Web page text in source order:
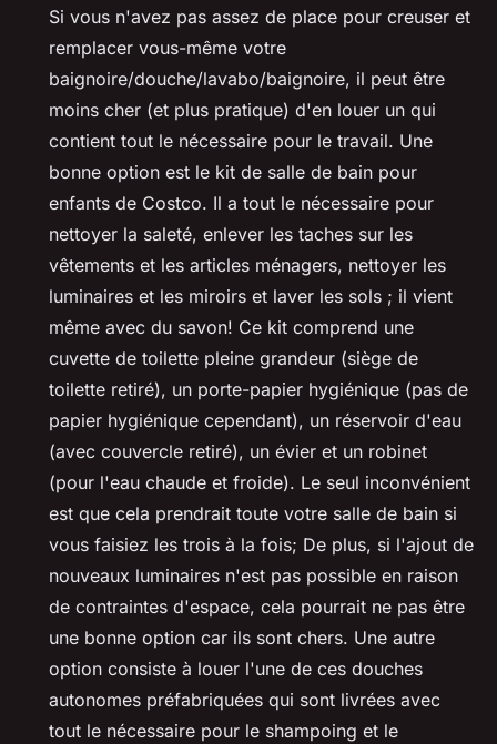
Si vous n'avez pas assez de place pour creuser et
remplacer vous-même votre
baignoire/douche/lavabo/baignoire, il peut être
moins cher (et plus pratique) d'en louer un qui
contient tout le nécessaire pour le travail. Une
bonne option est le kit de salle de bain pour
enfants de Costco. Il a tout le nécessaire pour
nettoyer la saleté, enlever les taches sur les
vêtements et les articles ménagers, nettoyer les
luminaires et les miroirs et laver les sols ; il vient
même avec du savon! Ce kit comprend une
cuvette de toilette pleine grandeur (siège de
toilette retiré), un porte-papier hygiénique (pas de
papier hygiénique cependant), un réservoir d'eau
(avec couvercle retiré), un évier et un robinet
(pour l'eau chaude et froide). Le seul inconvénient
est que cela prendrait toute votre salle de bain si
vous faisiez les trois à la fois; De plus, si l'ajout de
nouveaux luminaires n'est pas possible en raison
de contraintes d'espace, cela pourrait ne pas être
une bonne option car ils sont chers. Une autre
option consiste à louer l'une de ces douches
autonomes préfabriquées qui sont livrées avec
tout le nécessaire pour le shampoing et le